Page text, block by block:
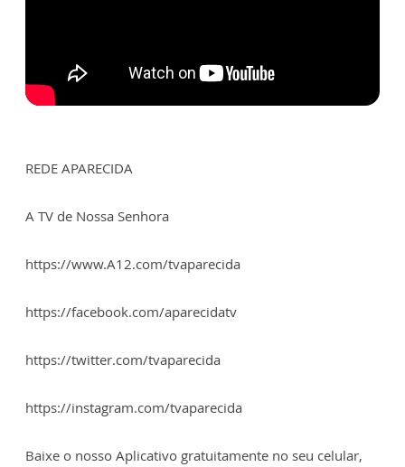
REDE APARECIDA
A TV de Nossa Senhora
https://www.A12.com/tvaparecida
https://facebook.com/aparecidatv
https://twitter.com/tvaparecida
https://instagram.com/tvaparecida
Baixe o nosso Aplicativo gratuitamente no seu celular,